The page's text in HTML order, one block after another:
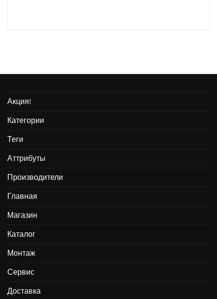
Акция!
Категории
Теги
Аттрибуты
Производители
Главная
Магазин
Каталог
Монтаж
Сервис
Доставка